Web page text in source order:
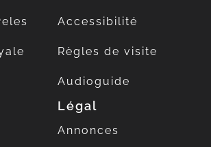
Accessibilité
Règles de visite
Audioguide
Légal
Annonces